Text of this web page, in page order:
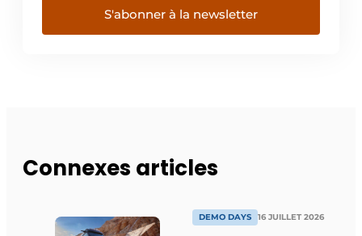
S'abonner à la newsletter
Connexes articles
DEMO DAYS 16 JUILLET 2026